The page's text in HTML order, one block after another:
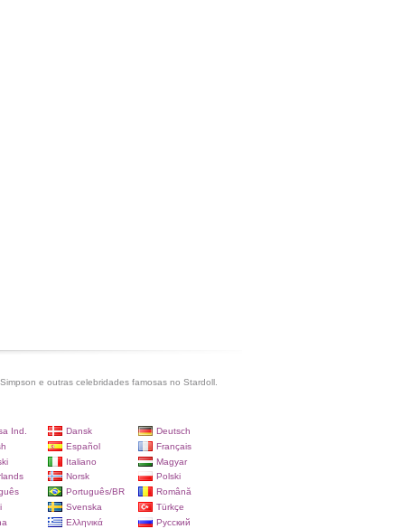
e outras celebridades famosas no Stardoll.
Ind. Dansk
Deutsch
Español
Français
Italiano
Magyar
Norsk
Polski
Português/BR
Română
Svenska
Türkçe
Ελληνικά Русский